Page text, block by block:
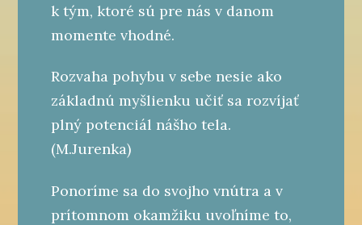
k tým, ktoré sú pre nás v danom
momente vhodné.
Rozvaha pohybu v sebe nesie ako
základnú myšlienku učiť sa rozvíjať
plný potenciál nášho tela.
(M.Jurenka)
Ponoríme sa do svojho vnútra a v
prítomnom okamžiku uvoľníme to,